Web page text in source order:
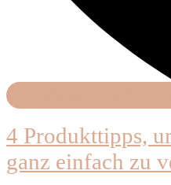
4 Produkttipps,
ganz einfach zu